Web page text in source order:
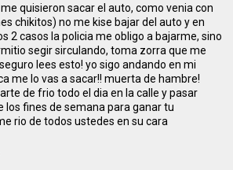
quisieron sacar el auto, como venia con
chikitos) no me kise bajar del auto y en
2 casos la policia me obligo a bajarme, sino
segir sirculando, toma zorra que me
lees esto! yo sigo andando en mi
me lo vas a sacar!! muerta de hambre!
de frio todo el dia en la calle y pasar
los fines de semana para ganar tu
rio de todos ustedes en su cara